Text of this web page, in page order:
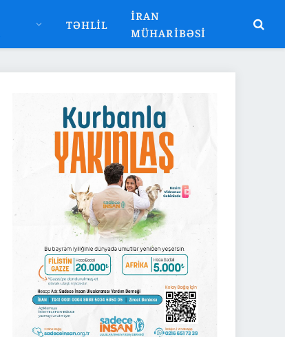
TƏHLIL
İRAN
MÜHARIBƏSI